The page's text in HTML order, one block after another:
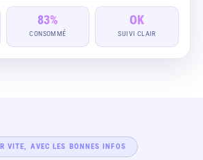
83%
CONSOMMÉ
OK
SUIVI CLAIR
VITE, AVEC LES BONNES INFOS